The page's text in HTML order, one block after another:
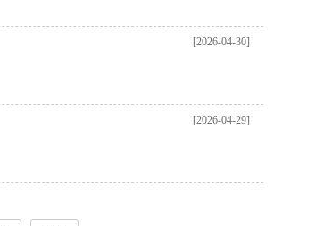
[2026-04-30]
[2026-04-29]